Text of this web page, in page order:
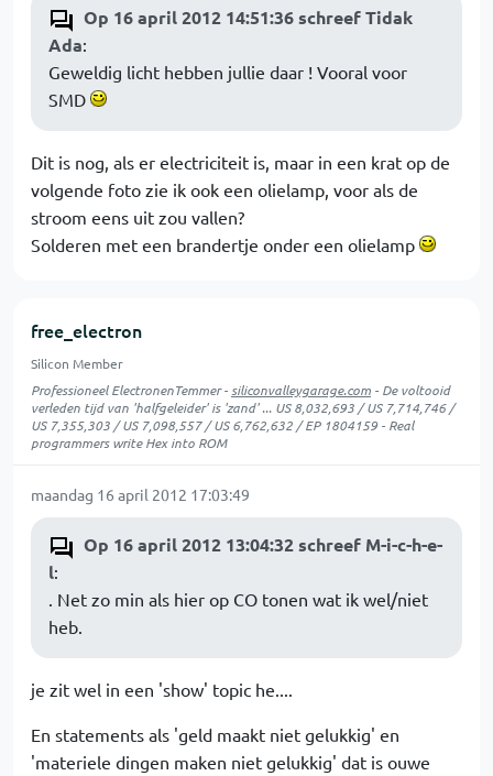
Op 16 april 2012 14:51:36 schreef Tidak
Ada:
Geweldig licht hebben jullie daar ! Vooral voor
SMD
Dit is nog, als er electriciteit is, maar in een krat op de
volgende foto zie ik ook een olielamp, voor als de
stroom eens uit zou vallen?
Solderen met een brandertje onder een olielamp
free_electron
Silicon Member
Professioneel ElectronenTemmer - siliconvalleygarage.com - De voltooid
verleden tijd van 'halfgeleider' is 'zand' ... US 8,032,693 / US 7,714,746 /
US 7,355,303 / US 7,098,557 / US 6,762,632 / EP 1804159 - Real
programmers write Hex into ROM
maandag 16 april 2012 17:03:49
Op 16 april 2012 13:04:32 schreef M-i-c-h-e-
l:
. Net zo min als hier op CO tonen wat ik wel/niet
heb.
je zit wel in een 'show' topic he....
En statements als 'geld maakt niet gelukkig' en
'materiele dingen maken niet gelukkig' dat is ouwe